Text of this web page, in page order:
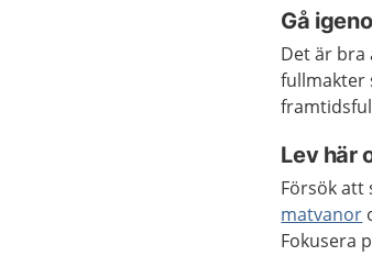
Gå
Det är bra
fullmakter
Lev här
Försök att
matvanor
Fokusera